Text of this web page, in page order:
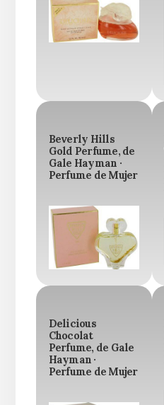
Beverly Hills
Gold Perfume, de
Gale Hayman ·
Perfume de Mujer
Delicious
Chocolat
Perfume, de Gale
Hayman ·
Perfume de Mujer